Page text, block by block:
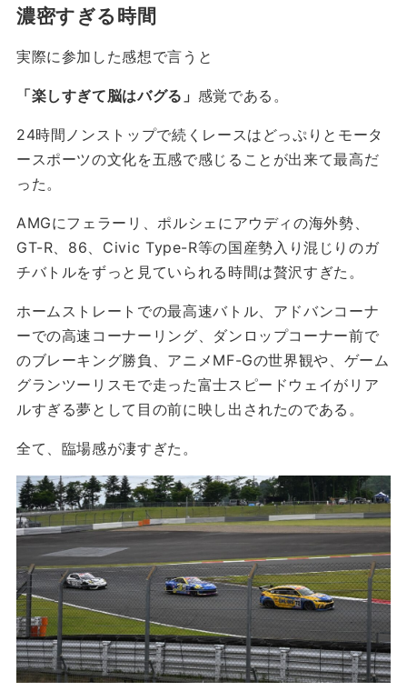
濃密すぎる時間
実際に参加した感想で言うと
「楽しすぎて脳はバグる」 感覚である。
24時間ノンストップで続くレースはどっぷりとモータ
ースポーツの文化を五感で感じることが出来て最高だ
った。
AMGにフェラーリ、ポルシェにアウディの海外勢、
GT-R、86、Civic Type-R等の国産勢入り混じりのガ
チバトルをずっと見ていられる時間は贅沢すぎた。
ホームストレートでの最高速バトル、アドバンコーナ
ーでの高速コーナーリング、ダンロップコーナー前で
のブレーキング勝負、アニメMF-Gの世界観や、ゲーム
グランツーリスモで走った富士スピードウェイがリア
ルすぎる夢として目の前に映し出されたのである。
全て、臨場感が凄すぎた。